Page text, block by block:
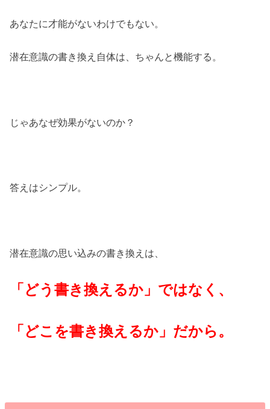
あなたに才能がないわけでもない。
潜在意識の書き換え自体は、ちゃんと機能する。
じゃあなぜ効果がないのか？
答えはシンプル。
潜在意識の思い込みの書き換えは、
「どう書き換えるか」ではなく、
「どこを書き換えるか」だから。